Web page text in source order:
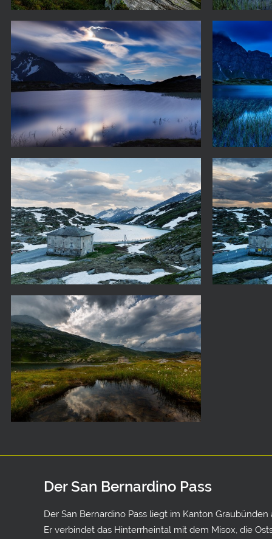
Der San Bernardino Pass
Der San Bernardino Pass liegt im Kanton
Er verbindet das Hinterrheintal mit dem Misox, die